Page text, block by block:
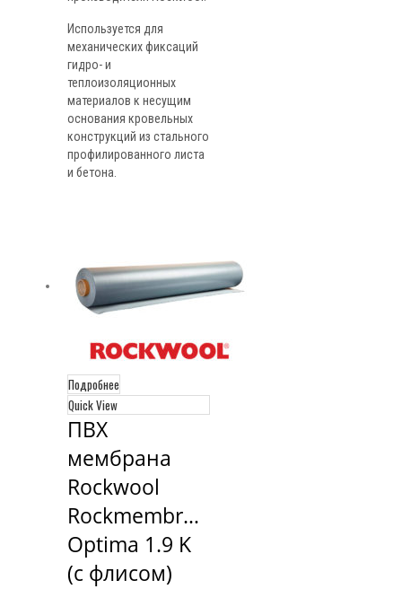
Используется для
механических фиксаций
гидро- и
теплоизоляционных
материалов к несущим
основания кровельных
конструкций из стального
профилированного листа
и бетона.
Подробнее
Quick View
ПВХ
мембрана
Rockwool
Rockmembrane
Optima 1.9 K
(с флисом)